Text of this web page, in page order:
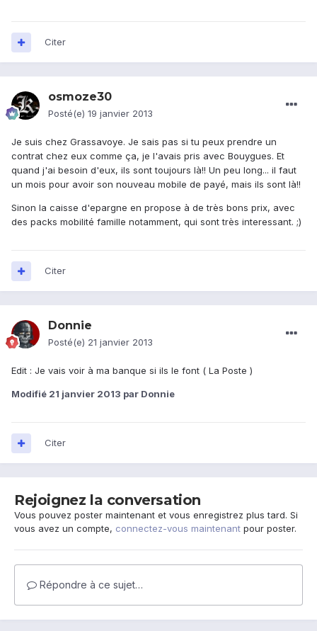
Citer
osmoze30
Posté(e) 19 janvier 2013
Je suis chez Grassavoye. Je sais pas si tu peux prendre un
contrat chez eux comme ça, je l'avais pris avec Bouygues. Et
quand j'ai besoin d'eux, ils sont toujours là!! Un peu long... il faut
un mois pour avoir son nouveau mobile de payé, mais ils sont là!!
Sinon la caisse d'epargne en propose à de très bons prix, avec
des packs mobilité famille notamment, qui sont très interessant. ;)
Citer
Donnie
Posté(e) 21 janvier 2013
Edit : Je vais voir à ma banque si ils le font ( La Poste )
Modifié 21 janvier 2013 par Donnie
Citer
Rejoignez la conversation
Vous pouvez poster maintenant et vous enregistrez plus tard. Si
vous avez un compte, connectez-vous maintenant pour poster.
Répondre à ce sujet…